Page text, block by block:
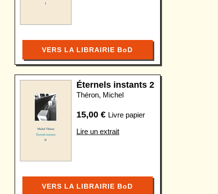
VERS LA LIBRAIRIE BoD
Éternels instants 2
Théron, Michel
15,00 € Livre papier
Lire un extrait
VERS LA LIBRAIRIE BoD